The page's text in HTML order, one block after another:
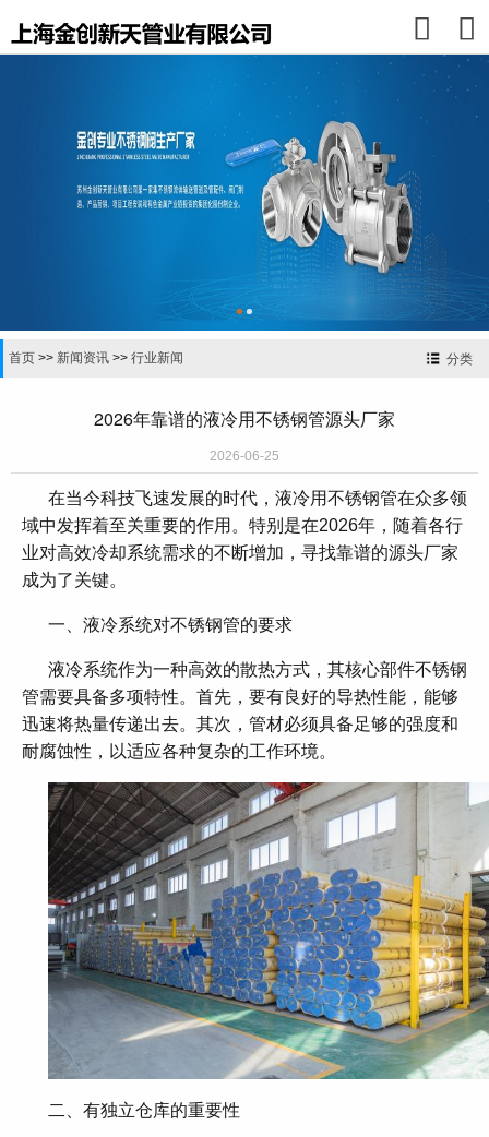


分类
首页 >> 新闻资讯 >> 行业新闻
2026年靠谱的液冷用不锈钢管源头厂家
2026-06-25
在当今科技飞速发展的时代，液冷用不锈钢管在众多领
域中发挥着至关重要的作用。特别是在2026年，随着各行
业对高效冷却系统需求的不断增加，寻找靠谱的源头厂家
成为了关键。
一、液冷系统对不锈钢管的要求
液冷系统作为一种高效的散热方式，其核心部件不锈钢
管需要具备多项特性。首先，要有良好的导热性能，能够
迅速将热量传递出去。其次，管材必须具备足够的强度和
耐腐蚀性，以适应各种复杂的工作环境。
二、有独立仓库的重要性